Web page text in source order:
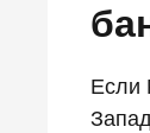
Если